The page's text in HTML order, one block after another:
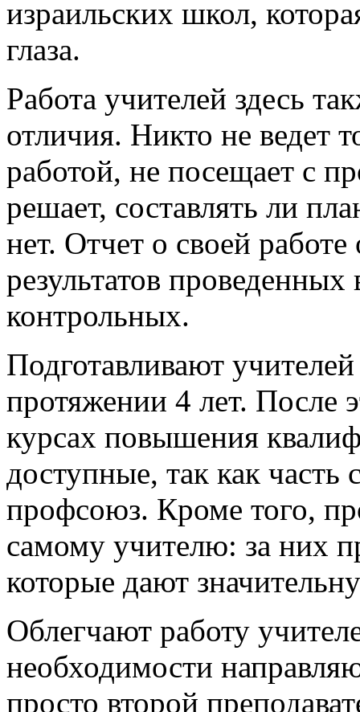
израильских школ,
глаза.
Работа учителей здесь
отличия. Никто не ведет
работой, не посещает с
решает, составлять ли
нет. Отчет о своей
результатов
контрольных.
Подготавливают
протяжении 4 лет. После
курсах повышения
доступные, так как часть
профсоюз. Кроме того,
самому учителю: за них
которые дают
Облегчают работу
необходимости
просто второй